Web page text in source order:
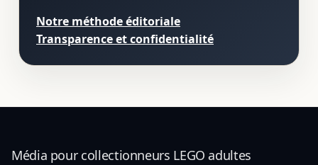
Notre méthode éditoriale
Transparence et confidentialité
Média pour collectionneurs LEGO adultes